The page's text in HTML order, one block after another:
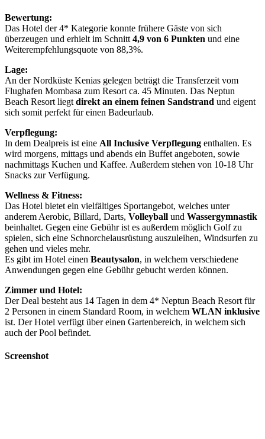
Bewertung:
Das Hotel der 4* Kategorie konnte frühere Gäste von sich
überzeugen und erhielt im Schnitt 4,9 von 6 Punkten und eine
Weiterempfehlungsquote von 88,3%.
Lage:
An der Nordküste Kenias gelegen beträgt die Transferzeit vom
Flughafen Mombasa zum Resort ca. 45 Minuten. Das Neptun
Beach Resort liegt direkt an einem feinen Sandstrand und eigent
sich somit perfekt für einen Badeurlaub.
Verpflegung:
In dem Dealpreis ist eine All Inclusive Verpflegung enthalten. Es
wird morgens, mittags und abends ein Buffet angeboten, sowie
nachmittags Kuchen und Kaffee. Außerdem stehen von 10-18 Uhr
Snacks zur Verfügung.
Wellness & Fitness:
Das Hotel bietet ein vielfältiges Sportangebot, welches unter
anderem Aerobic, Billard, Darts, Volleyball und Wassergymnastik
beinhaltet. Gegen eine Gebühr ist es außerdem möglich Golf zu
spielen, sich eine Schnorchelausrüstung auszuleihen, Windsurfen zu
gehen und vieles mehr.
Es gibt im Hotel einen Beautysalon, in welchem verschiedene
Anwendungen gegen eine Gebühr gebucht werden können.
Zimmer und Hotel:
Der Deal besteht aus 14 Tagen in dem 4* Neptun Beach Resort für
2 Personen in einem Standard Room, in welchem WLAN inklusive
ist. Der Hotel verfügt über einen Gartenbereich, in welchem sich
auch der Pool befindet.
Screenshot